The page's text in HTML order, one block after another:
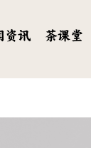
资讯 茶课堂